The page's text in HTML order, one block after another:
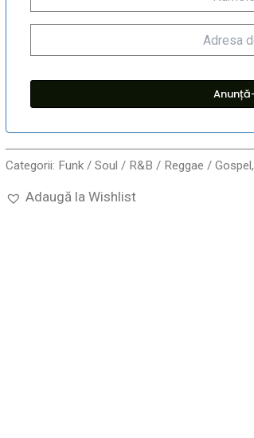
Categorii: Funk / Soul / R&B / Reggae / Gospel,
Adaugă la Wishlist